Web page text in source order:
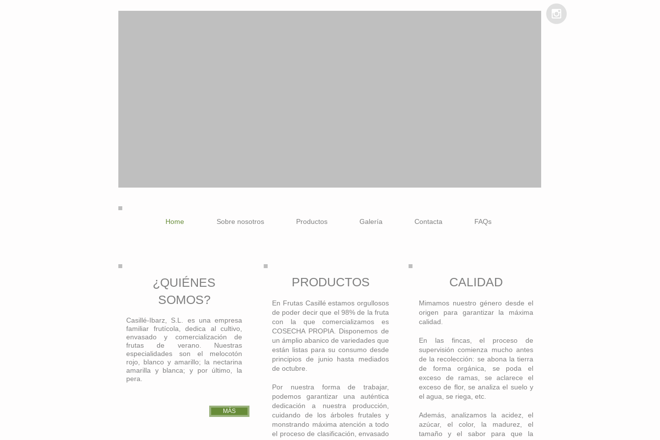
Home Sobre nosotros Productos Galería Contacta FAQs
¿QUIÉNES
SOMOS?
Casillé-Ibarz, S.L. es una empresa
familiar frutícola, dedica al cultivo,
envasado y comercialización de
frutas de verano. Nuestras
especialidades son el melocotón
rojo, blanco y amarillo; la nectarina
amarilla y blanca; y por último, la
pera.
MÁS
PRODUCTOS
En Frutas Casillé estamos orgullosos
de poder decir que el 98% de la fruta
con la que comercializamos es
COSECHA PROPIA. Disponemos de
un ámplio abanico de variedades que
están listas para su consumo desde
principios de junio hasta mediados
de octubre.
Por nuestra forma de trabajar,
podemos garantizar una auténtica
dedicación a nuestra producción,
cuidando de los árboles frutales y
monstrando máxima atención a todo
el proceso de clasificación, envasado
CALIDAD
Mimamos nuestro género desde el
origen para garantizar la máxima
calidad.
En las fincas, el proceso de
supervisión comienza mucho antes
de la recolección: se abona la tierra
de forma orgánica, se poda el
exceso de ramas, se aclarece el
exceso de flor, se analiza el suelo y
el agua, se riega, etc.
Además, analizamos la acidez, el
azúcar, el color, la madurez, el
tamaño y el sabor para que la